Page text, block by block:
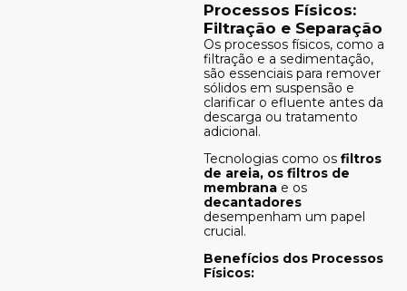
Processos Físicos:
Filtração e Separação
Os processos físicos, como a
filtração e a sedimentação,
são essenciais para remover
sólidos em suspensão e
clarificar o efluente antes da
descarga ou tratamento
adicional.
Tecnologias como os filtros
de areia, os filtros de
membrana e os
decantadores
desempenham um papel
crucial.
Benefícios dos Processos
Físicos: